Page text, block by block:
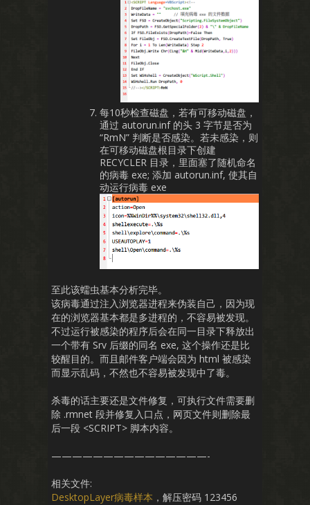
每10秒检查磁盘，若有可移动磁盘，
通过 autorun.inf 的头 3 字节是否为
“RmN” 判断是否感染。若未感染，则
在可移动磁盘根目录下创建
RECYCLER 目录，里面塞了随机命名
的病毒 exe; 添加 autorun.inf, 使其自
动运行病毒 exe
至此该蠕虫基本分析完毕。
该病毒通过注入浏览器进程来伪装自己，因为现
在的浏览器基本都是多进程的，不容易被发现。
不过运行被感染的程序后会在同一目录下释放出
一个带有 Srv 后缀的同名 exe, 这个操作还是比
较醒目的。而且邮件客户端会因为 html 被感染
而显示乱码，不然也不容易被发现中了毒。
杀毒的话主要还是文件修复，可执行文件需要删
除 .rmnet 段并修复入口点，网页文件则删除最
后一段 <SCRIPT> 脚本内容。
———————————————-
相关文件:
DesktopLayer病毒样本 ，解压密码 123456